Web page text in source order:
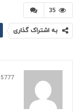
35
به اشتراک گذاری
5777 پست